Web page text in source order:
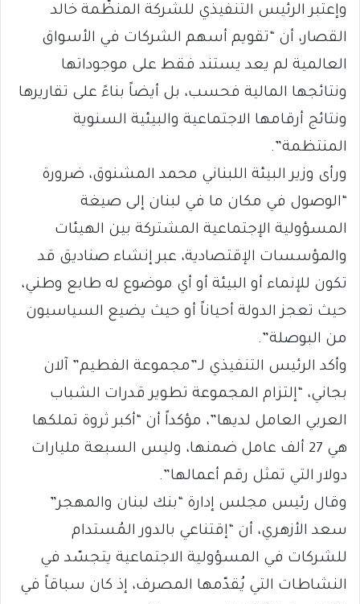
وإعتبر الرئيس التنفيذي للشركة المنظّمة خالد
القصار، أن “تقويم أسهم الشركات في الأسواق
العالمية لم يعد يستند فقط على موجوداتها
ونتائجها المالية فحسب، بل أيضاً بناءً على تقاريرها
ونتائج أرقامها الاجتماعية والبيئية السنوية
المنتظمة”.
ورأى وزير البيئة اللبناني محمد المشنوق، ضرورة
“الوصول في مكان ما في لبنان إلى صيغة
المسؤولية الإجتماعية المشتركة بين الهيئات
والمؤسسات الإقتصادية، عبر إنشاء صناديق قد
تكون للإنماء أو البيئة أو أي موضوع له طابع وطني،
حيث تعجز الدولة أحياناً أو حيث يضيع السياسيون
من البوصلة”.
وأكد الرئيس التنفيذي لـ”مجموعة الفطيم” آلان
بجاني، “إلتزام المجموعة تطوير قدرات الشباب
العربي العامل لديها”، مؤكداً أن “أكبر ثروة تملكها
هي 27 ألف عامل ضمنها، وليس السبعة مليارات
دولار التي تمثل رقم أعمالها”.
وقال رئيس مجلس إدارة “بنك لبنان والمهجر”
سعد الأزهري، أن “إقتناعي بالدور المُستدام
للشركات في المسؤولية الاجتماعية يتجسّد في
النشاطات التي يُقدّمها المصرف، إذ كان سباقاً في